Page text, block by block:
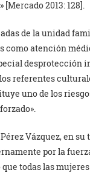
2013: 128].
de la unidad
como atención
desprotección
referentes
uno de los
Vázquez, en
por la
todas las